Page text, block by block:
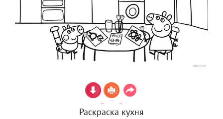
Раскраска кухня